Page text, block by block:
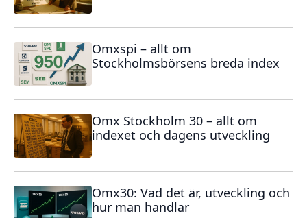
Omxspi – allt om
Stockholmsbörsens breda index
Omx Stockholm 30 – allt om
indexet och dagens utveckling
Omx30: Vad det är, utveckling och
hur man handlar